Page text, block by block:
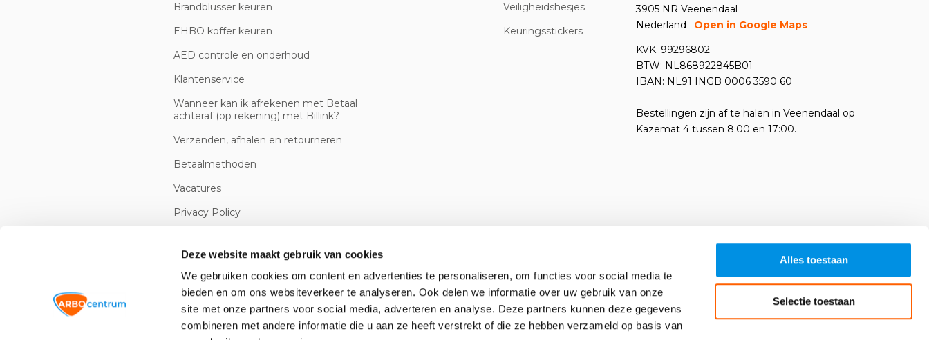
Deze website maakt gebruik van cookies
We gebruiken cookies om content en advertenties te personaliseren, om functies voor social media te
bieden en om ons websiteverkeer te analyseren. Ook delen we informatie over uw gebruik van onze
site met onze partners voor social media, adverteren en analyse. Deze partners kunnen deze gegevens
combineren met andere informatie die u aan ze heeft verstrekt of die ze hebben verzameld op basis van
Alles toestaan
Selectie toestaan
Brandblusser keuren
EHBO koffer keuren
AED controle en onderhoud
Klantenservice
Wanneer kan ik afrekenen met Betaal
achteraf (op rekening) met Billink?
Verzenden, afhalen en retourneren
Betaalmethoden
Vacatures
Privacy Policy
Veiligheidshesjes
Keuringsstickers
3905 NR Veenendaal
Nederland
Open in Google Maps
KVK: 99296802
BTW: NL868922845B01
IBAN: NL91 INGB 0006 3590 60
Bestellingen zijn af te halen in Veenendaal op
Kazemat 4 tussen 8:00 en 17:00.